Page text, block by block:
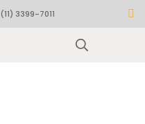
(11) 3399-7011